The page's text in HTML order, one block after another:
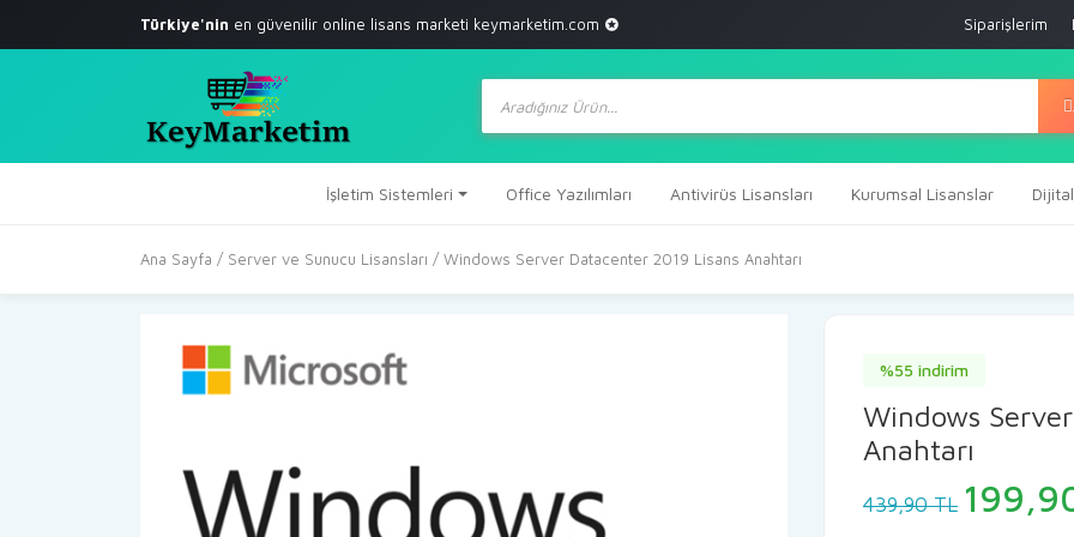
Türkiye'nin en güvenilir online lisans marketi keymarketim.com Siparişlerim
Products
search
İşletim Sistemleri Office Yazılımları Antivirüs Lisansları Kurumsal Lisanslar
Ana Sayfa / Server ve Sunucu Lisansları / Windows Server Datacenter 2019 Lisans Anahtarı
%55 indirim
Windows
Anahtarı
439,90TL fiyat: